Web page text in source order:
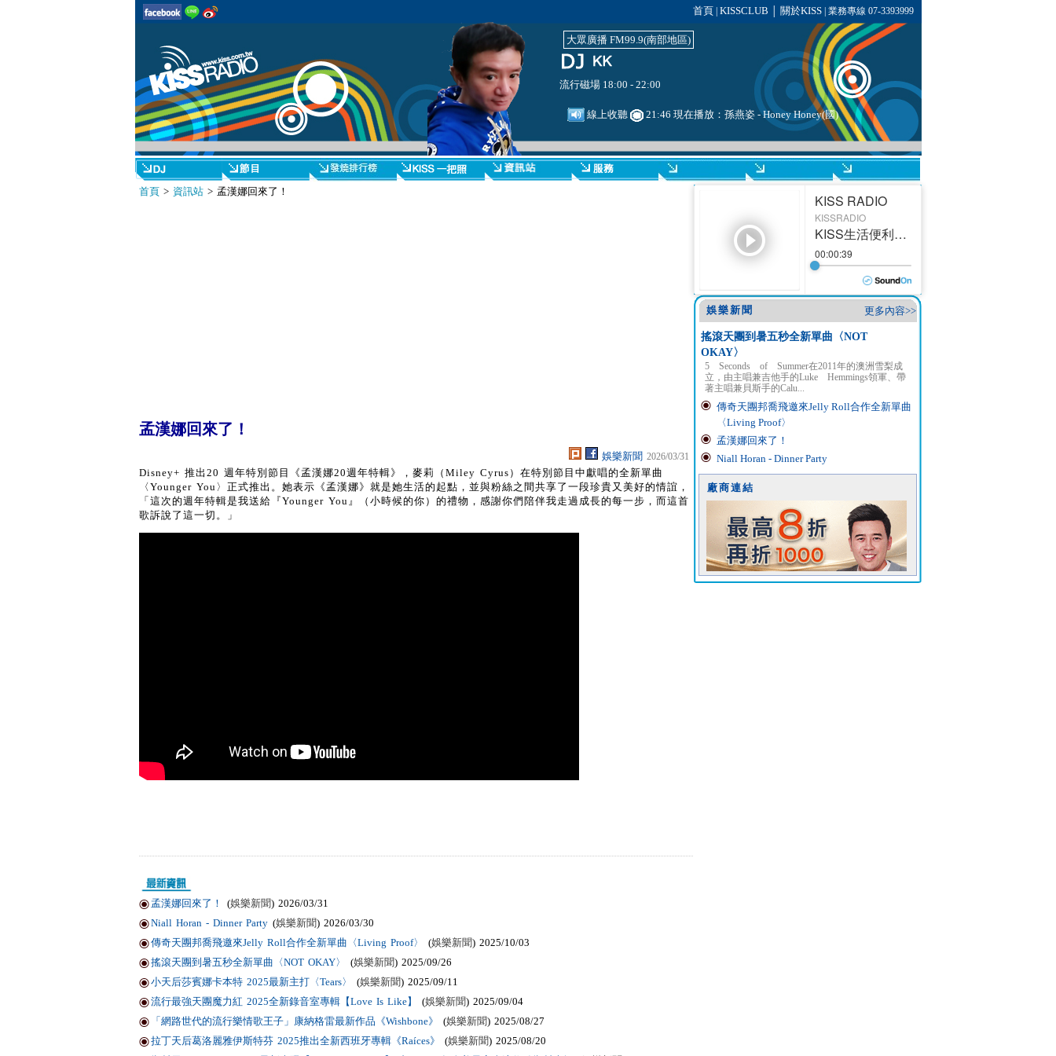
首頁 KISSCLUB 關於KISS| 業務專線 07-3393999
大眾廣播 FM99.9(南部地區)
流行磁場 18:00 - 22:00
線上收聽 21:46 現在播放： 孫燕姿-Honey Honey(國)
首頁> 資訊站> 孟漢娜回來了！
孟漢娜回來了！
娛樂新聞 2026/03/31
Disney+ 推出20 週年特別節目《孟漢娜20週年特輯》，麥莉（Miley Cyrus）在特別節目中獻唱的全新單曲
〈Younger You〉正式推出。她表示《孟漢娜》就是她生活的起點，並與粉絲之間共享了一段珍貴又美好的情誼，
「這次的週年特輯是我送給『Younger You』（小時候的你）的禮物，感謝你們陪伴我走過成長的每一步，而這首
歌訴說了這一切。」
孟漢娜回來了！ (娛樂新聞) 2026/03/31
Niall Horan - Dinner Party (娛樂新聞) 2026/03/30
傳奇天團邦喬飛邀來Jelly Roll合作全新單曲〈Living Proof〉
(娛樂新聞) 2025/10/03
搖滾天團到暑五秒全新單曲〈NOT OKAY〉
(娛樂新聞) 2025/09/26
小天后莎賓娜卡本特 2025最新主打〈Tears〉
(娛樂新聞) 2025/09/11
流行最強天團魔力紅 2025全新錄音室專輯【Love Is Like】
(娛樂新聞) 2025/09/04
「網路世代的流行樂情歌王子」康納格雷最新作品《Wishbone》
(娛樂新聞) 2025/08/27
拉丁天后葛洛麗雅伊斯特芬 2025推出全新西班牙專輯《Raíces》
(娛樂新聞) 2025/08/20
更多內容>>
娛樂新聞
搖滾天團到暑五秒全新單曲〈NOT
OKAY〉
5 Seconds of Summer在2011年的澳洲雪梨成
立，由主唱兼吉他手的Luke Hemmings領軍、帶
著主唱兼貝斯手的Calu...
傳奇天團邦喬飛邀來Jelly Roll合作全新單曲
〈Living Proof〉
孟漢娜回來了！
Niall Horan - Dinner Party
廠商連結